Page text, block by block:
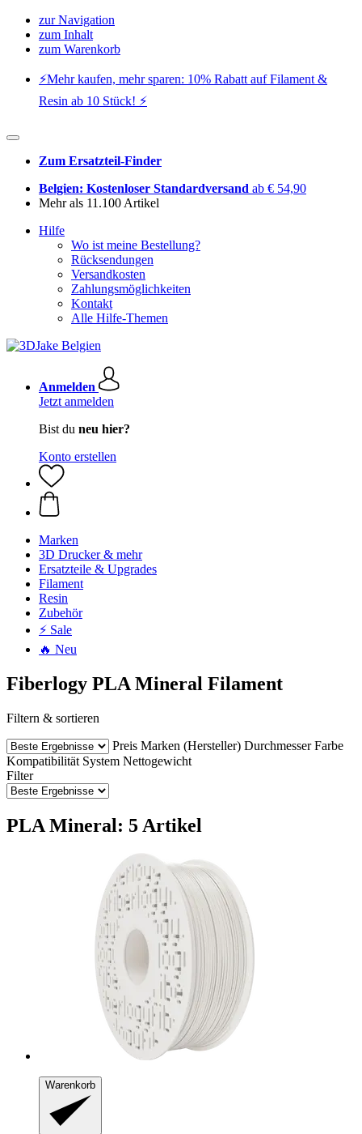
zur Navigation
zum Inhalt
zum Warenkorb
⚡️Mehr kaufen, mehr sparen: 10% Rabatt auf Filament &
Resin ab 10 Stück! ⚡️
Zum Ersatzteil-Finder
Belgien: Kostenloser Standardversand ab € 54,90
Mehr als 11.100 Artikel
Hilfe
Wo ist meine Bestellung?
Rücksendungen
Versandkosten
Zahlungsmöglichkeiten
Kontakt
Alle Hilfe-Themen
Anmelden
Jetzt anmelden
Bist du neu hier?
Konto erstellen
Marken
3D Drucker & mehr
Ersatzteile & Upgrades
Filament
Resin
Zubehör
⚡ Sale
🔥 Neu
Fiberlogy PLA Mineral Filament
Filtern & sortieren
Preis Marken (Hersteller) Durchmesser Farbe
Kompatibilität System Nettogewicht
Filter
PLA Mineral: 5 Artikel
Warenkorb